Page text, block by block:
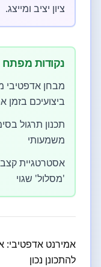
ציון יציב ומייצג.
נקודות מפתח
מבחן
ביצועיכם בזמן
תכנון תרגול
משמעותי
אסטרטגיית
'מסלול' שגוי
אמירנט אדפטיבי:
להתכונן נכון